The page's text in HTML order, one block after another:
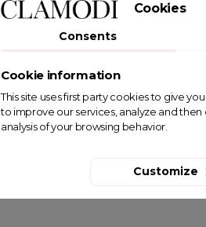
Cookies
Consents
Cookie information
This site uses first party cookies to give
to improve our services, analyze and
analysis of your browsing behavior.
Customize